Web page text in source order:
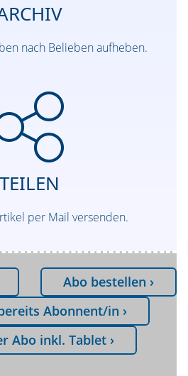
nach Belieben aufheben.
TEILEN
per Mail versenden.
Abo bestellen ›
Abonnent/in ›
Abo inkl. Tablet ›